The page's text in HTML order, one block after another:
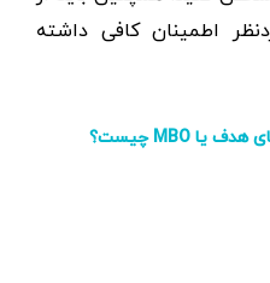
اطمینان کافی داشته
مدیریت بر مبنای هدف یا MBO چیست؟